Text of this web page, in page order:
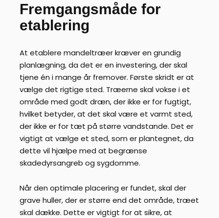
Fremgangsmåde for
etablering
At etablere mandeltræer kræver en grundig
planlægning, da det er en investering, der skal
tjene én i mange år fremover. Første skridt er at
vælge det rigtige sted. Træerne skal vokse i et
område med godt dræn, der ikke er for fugtigt,
hvilket betyder, at det skal være et varmt sted,
der ikke er for tæt på større vandstande. Det er
vigtigt at vælge et sted, som er plantegnet, da
dette vil hjælpe med at begrænse
skadedyrsangreb og sygdomme.
Når den optimale placering er fundet, skal der
grave huller, der er større end det område, træet
skal dække. Dette er vigtigt for at sikre, at